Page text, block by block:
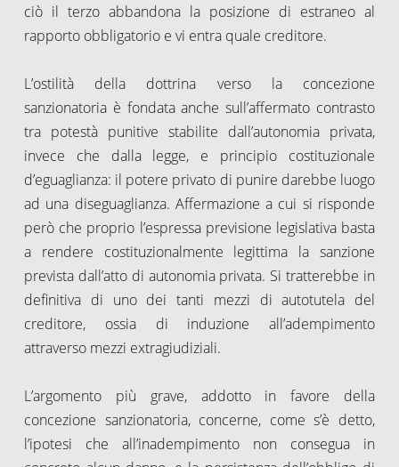
ciò il terzo abbandona la posizione di estraneo al
rapporto obbligatorio e vi entra quale creditore.
L’ostilità della dottrina verso la concezione
sanzionatoria è fondata anche sull’affermato contrasto
tra potestà punitive stabilite dall’autonomia privata,
invece che dalla legge, e principio costituzionale
d’eguaglianza: il potere privato di punire darebbe luogo
ad una diseguaglianza. Affermazione a cui si risponde
però che proprio l’espressa previsione legislativa basta
a rendere costituzionalmente legittima la sanzione
prevista dall’atto di autonomia privata. Si tratterebbe in
definitiva di uno dei tanti mezzi di autotutela del
creditore, ossia di induzione all’adempimento
attraverso mezzi extragiudiziali.
L’argomento più grave, addotto in favore della
concezione sanzionatoria, concerne, come s’è detto,
l’ipotesi che all’inadempimento non consegua in